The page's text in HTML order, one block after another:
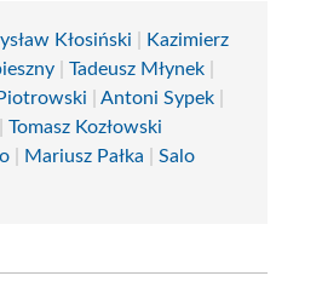
Kłosiński
Kazimierz
|Tadeusz Młynek
|Antoni Sypek
|Tomasz Kozłowski
Mariusz Pałka |Salo